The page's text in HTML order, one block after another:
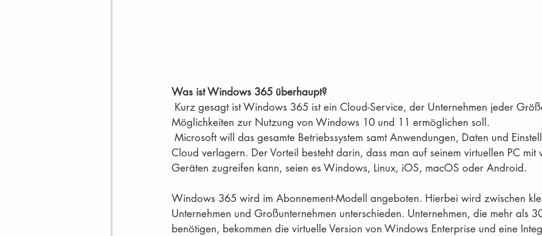
Was ist Windows 365 überhaupt?
Möglichkeiten zur Nutzung von Windows 10 und 11 ermöglichen soll.
Cloud verlagern. Der Vorteil besteht darin, dass man auf seinem virtuellen PC mit
Geräten zugreifen kann, seien es Windows, Linux, iOS, macOS oder Android.
Windows 365 wird im Abonnement-Modell angeboten. Hierbei wird zwischen
Unternehmen und Großunternehmen unterschieden. Unternehmen, die mehr als
benötigen, bekommen die virtuelle Version von Windows Enterprise und eine